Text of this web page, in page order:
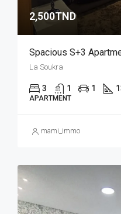
2,500TND
Spacious S+3
La Soukra
3 1 1
APARTMENT
mami_immo